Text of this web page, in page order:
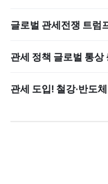
글로벌 관세전쟁 트럼
관세 정책 글로벌 통
관세 도입! 철강·반도